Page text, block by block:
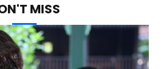
MISS